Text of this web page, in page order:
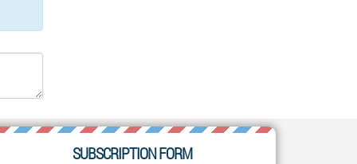
SUBSCRIPTION FORM